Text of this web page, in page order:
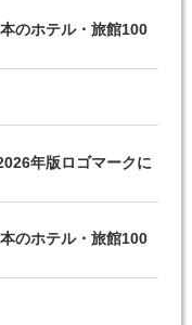
のホテル・旅館100
年版ロゴマークに
のホテル・旅館100